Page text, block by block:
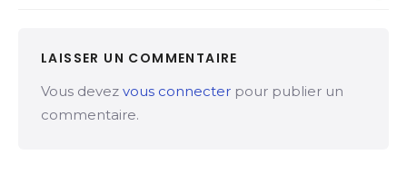
LAISSER UN COMMENTAIRE
Vous devez vous connecter pour publier un
commentaire.